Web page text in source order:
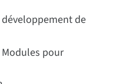
développement de
Modules pour